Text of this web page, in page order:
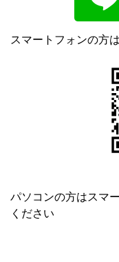
スマートフォンの方
パソコンの方はスマ
ください